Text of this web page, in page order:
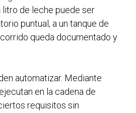
litro de leche puede ser
puntual, a un tanque de
queda documentado y
automatizar. Mediante
en la cadena de
requisitos sin